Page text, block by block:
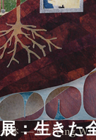
展：生き